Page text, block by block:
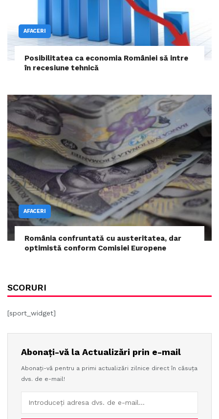
AFACERI
Posibilitatea ca economia României să intre
în recesiune tehnică
AFACERI
România confruntată cu austeritatea, dar
optimistă conform Comisiei Europene
SCORURI
[sport_widget]
Abonați-vă la Actualizări prin e-mail
Abonați-vă pentru a primi actualizări zilnice direct în căsuța
dvs. de e-mail!